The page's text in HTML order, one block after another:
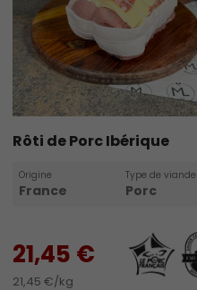
Rôti de Porc Ibérique
Origine
France
Type de viande
Porc
21,45 €
21,45 €/kg